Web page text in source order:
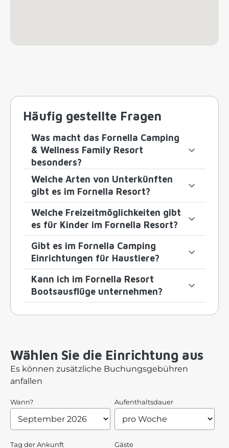
Häufig gestellte Fragen
Was macht das Fornella Camping
& Wellness Family Resort
besonders?
Welche Arten von Unterkünften
gibt es im Fornella Resort?
Welche Freizeitmöglichkeiten gibt
es für Kinder im Fornella Resort?
Gibt es im Fornella Camping
Einrichtungen für Haustiere?
Kann ich im Fornella Resort
Bootsausflüge unternehmen?
Wählen Sie die Einrichtung aus